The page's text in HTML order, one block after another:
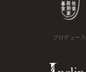
プロデュース